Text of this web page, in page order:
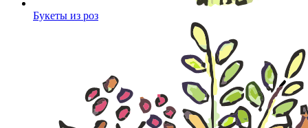
Букеты из роз